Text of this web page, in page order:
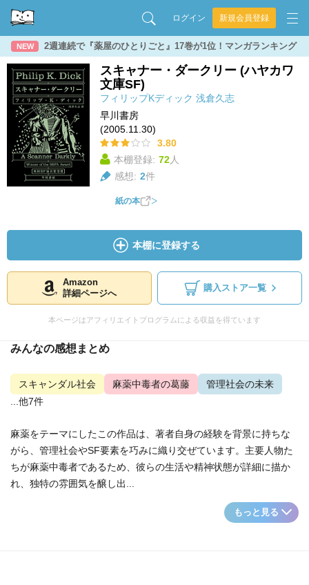
ログイン 新規会員登録
NEW 2週連続で『薬屋のひとりごと』17巻が1位！マンガランキング
スキャナー・ダークリー (ハヤカワ
文庫SF)
フィリップKディック 浅倉久志
早川書房
(2005.11.30)
3.80
本棚登録: 72人
感想: 2件
紙の本
本棚に登録する
Amazon
詳細ページへ
購入ストア一覧
本ページはアフィリエイトプログラムによる収益を得ています
みんなの感想まとめ
スキャンダル社会 麻薬中毒者の葛藤
管理社会の未来
...他7件
麻薬をテーマにしたこの作品は、著者自身の経験を背景に持ちな
がら、管理社会やSF要素を巧みに織り交ぜています。主要人物た
ちが麻薬中毒者であるため、彼らの生活や精神状態が詳細に描か
れ、独特の雰囲気を醸し出...
もっと見る